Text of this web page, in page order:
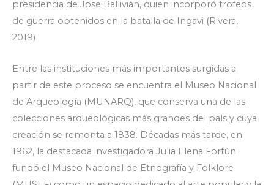
presidencia de José Ballivián, quien incorporó trofeos
de guerra obtenidos en la batalla de Ingavi (Rivera,
2019)
Entre las instituciones más importantes surgidas a
partir de este proceso se encuentra el Museo Nacional
de Arqueología (MUNARQ), que conserva una de las
colecciones arqueológicas más grandes del país y cuya
creación se remonta a 1838. Décadas más tarde, en
1962, la destacada investigadora Julia Elena Fortún
fundó el Museo Nacional de Etnografía y Folklore